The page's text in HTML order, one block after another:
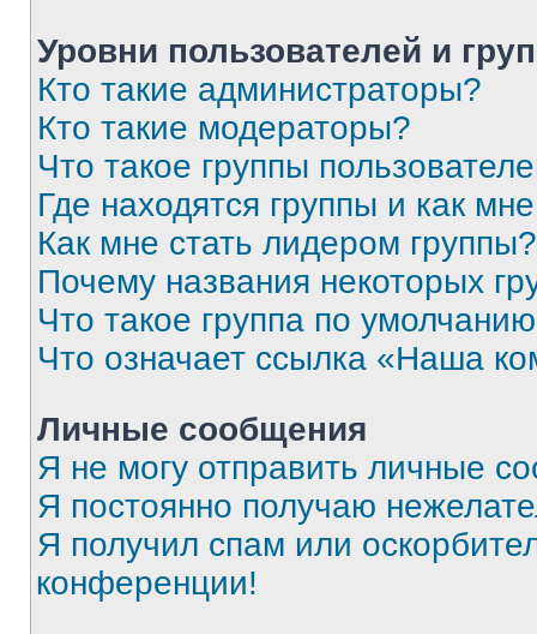
Уровни пользователей и
Кто такие администраторы?
Кто такие модераторы?
Что такое группы
Где находятся группы и как
Как мне стать лидером группы?
Почему названия некоторых
Что такое группа по
Что означает ссылка «Наша
Личные сообщения
Я не могу отправить личные
Я постоянно получаю
Я получил спам или
конференции!